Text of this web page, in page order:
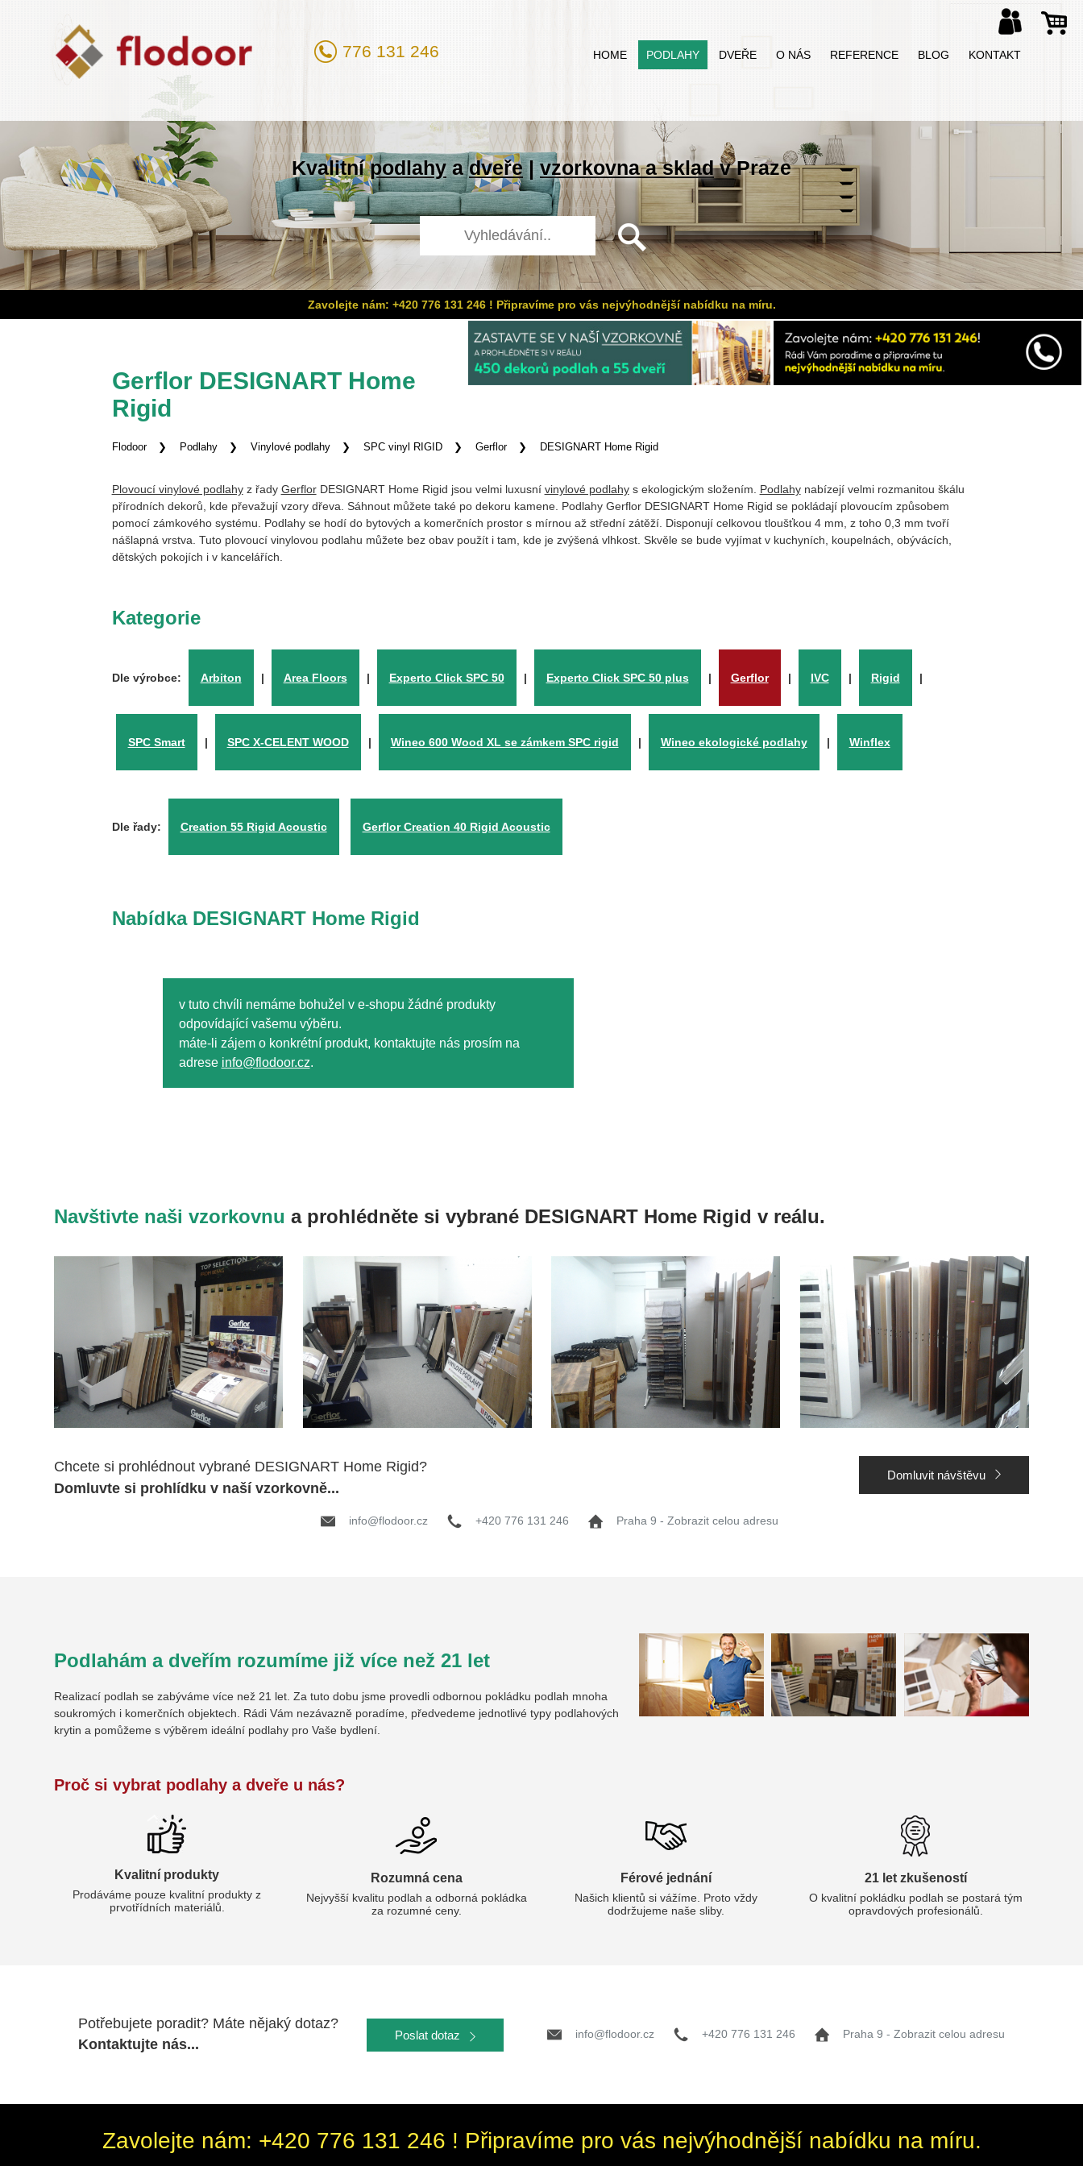
776 131 246 HOME PODLAHY DVEŘE O NÁS REFERENCE BLOG KONTAKT
Kvalitnípodlahyadveře|vzorkovna a skladv Praze
Zavolejte nám: +420 776 131 246 ! Připravíme pro vás nejvýhodnější nabídku na míru.
Gerflor DESIGNART Home
Rigid
Flodoor Podlahy Vinylové podlahy SPC vinyl RIGID Gerflor DESIGNART Home Rigid
Plovoucí vinylové podlahyz řady GerflorDESIGNART Home Rigid jsou velmi luxusní vinylové podlahys ekologickým složením. Podlahynabízejí velmi rozmanitou škálu
přírodních dekorů, kde převažují vzory dřeva. Sáhnout můžete také po dekoru kamene. Podlahy Gerflor DESIGNART Home Rigid se pokládají plovoucím způsobem
pomocí zámkového systému. Podlahy se hodí do bytových a komerčních prostor s mírnou až střední zátěží. Disponují celkovou tloušťkou 4 mm, z toho 0,3 mm tvoří
nášlapná vrstva. Tuto plovoucí vinylovou podlahu můžete bez obav použít i tam, kde je zvýšená vlhkost. Skvěle se bude vyjímat v kuchyních, koupelnách, obývácích,
dětských pokojích i v kancelářích.
Kategorie
Dle výrobce: Arbiton | Area Floors | Experto Click SPC 50 | Experto Click SPC 50 plus | Gerflor | IVC | Rigid |
SPC Smart | SPC X-CELENT WOOD | Wineo 600 Wood XL se zámkem SPC rigid | Wineo ekologické podlahy | Winflex
Dle řady: Creation 55 Rigid Acoustic Gerflor Creation 40 Rigid Acoustic
Nabídka DESIGNART Home Rigid
v tuto chvíli nemáme bohužel v e-shopu žádné produkty
odpovídající vašemu výběru.
máte-li zájem o konkrétní produkt, kontaktujte nás prosím na
adrese info@flodoor.cz.
Navštivte naši vzorkovnua prohlédněte si vybrané DESIGNART Home Rigid v reálu.
Chcete si prohlédnout vybrané DESIGNART Home Rigid?
Domluvte si prohlídku v naší vzorkovně...
Domluvit návštěvu
info@flodoor.cz +420 776 131 246 Praha 9 - Zobrazit celou adresu
Podlahám a dveřím rozumíme již více než 21 let
Realizací podlah se zabýváme více než 21 let. Za tuto dobu jsme provedli odbornou pokládku podlah mnoha
soukromých i komerčních objektech. Rádi Vám nezávazně poradíme, předvedeme jednotlivé typy podlahových
krytin a pomůžeme s výběrem ideální podlahy pro Vaše bydlení.
Proč si vybrat podlahy a dveře u nás?
Kvalitní produkty
Prodáváme pouze kvalitní produkty z
prvotřídních materiálů.
Rozumná cena
Nejvyšší kvalitu podlah a odborná pokládka
za rozumné ceny.
Férové jednání
Našich klientů si vážíme. Proto vždy
dodržujeme naše sliby.
21 let zkušeností
O kvalitní pokládku podlah se postará tým
opravdových profesionálů.
Potřebujete poradit? Máte nějaký dotaz?
Kontaktujte nás...
Poslat dotaz info@flodoor.cz +420 776 131 246 Praha 9 - Zobrazit celou adresu
Zavolejte nám: +420 776 131 246 ! Připravíme pro vás nejvýhodnější nabídku na míru.